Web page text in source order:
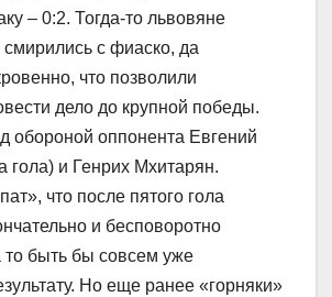
– 0:2. Тогда-то львовяне
смирились с фиаско, да
что позволили
дело до крупной победы.
обороной оппонента Евгений
гола) и Генрих Мхитарян.
что после пятого гола
и бесповоротно
то быть бы совсем уже
Но еще ранее «горняки»